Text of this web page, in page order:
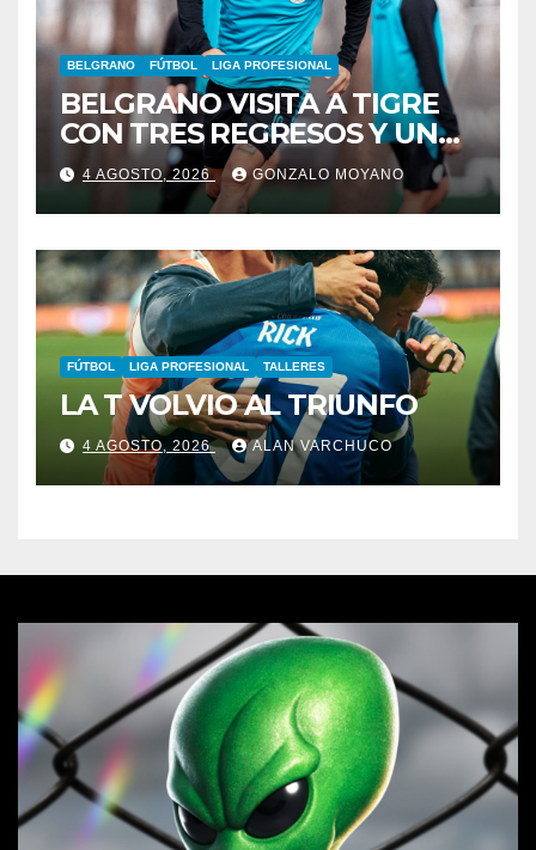
BELGRANO FÚTBOL LIGA PROFESIONAL
BELGRANO VISITA A TIGRE
CON TRES REGRESOS Y UNA
BAJA OBLIGADA
4 AGOSTO, 2026 GONZALO MOYANO
FÚTBOL LIGA PROFESIONAL TALLERES
LA T VOLVIO AL TRIUNFO
4 AGOSTO, 2026 ALAN VARCHUCO